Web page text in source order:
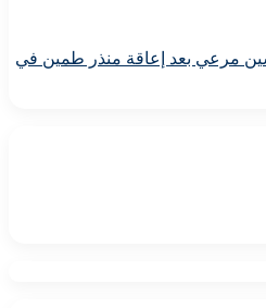
مرعي بعد إعاقة منذر طمين في